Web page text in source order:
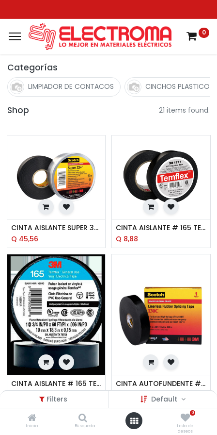
Filters Default
Inicio Búsqueda
0
Lista de
deseos
0
Categorías
LIMPIADOR DE CONTACOS CINCHOS PLASTICOS
Shop 21 items found.
CINTA AISLANTE SUPER 33+ 3/4 PULG.X66 3M
Q 45,56
CINTA AISLANTE # 165 TEMFLEX NEGRA 3/4 PULG.X30 3M
Q 8,88
CINTA AISLANTE # 165 TEMFLEX NEGRA 3/4 PULG.X60 3M
CINTA AUTOFUNDENTE #130C 3/4 PULG.X30 3M
173,14